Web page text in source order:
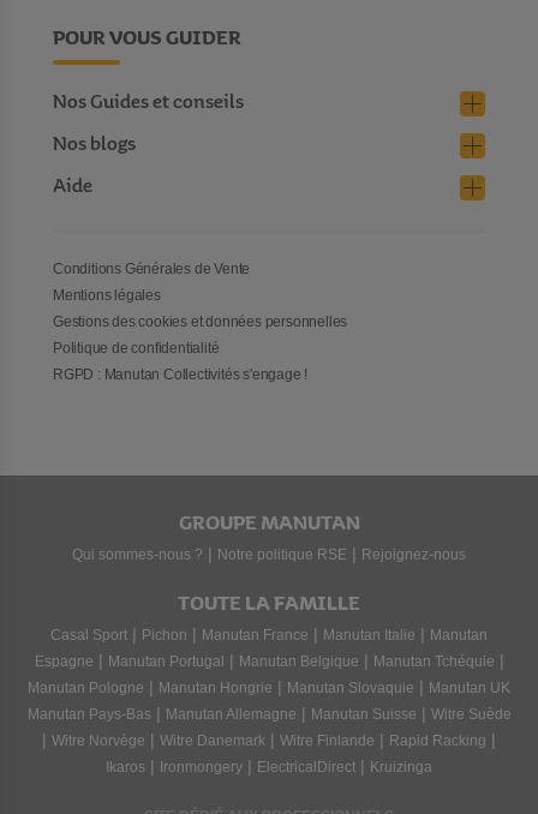
POUR VOUS GUIDER
Nos Guides et conseils
Nos blogs
Aide
Conditions Générales de Vente
Mentions légales
Gestions des cookies et données personnelles
Politique de confidentialité
RGPD : Manutan Collectivités s'engage !
GROUPE MANUTAN
Qui sommes-nous ? | Notre politique RSE | Rejoignez-nous
TOUTE LA FAMILLE
Casal Sport | Pichon | Manutan France | Manutan Italie | Manutan
Espagne | Manutan Portugal | Manutan Belgique | Manutan Tchéquie |
Manutan Pologne | Manutan Hongrie | Manutan Slovaquie | Manutan UK
Manutan Pays-Bas | Manutan Allemagne | Manutan Suisse | Witre Suède
| Witre Norvège | Witre Danemark | Witre Finlande | Rapid Racking |
Ikaros | Ironmongery | ElectricalDirect | Kruizinga